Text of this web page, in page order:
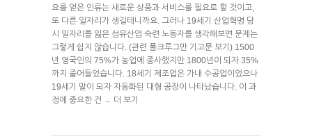
요를 얻은 인류는 새로운 상품과 서비스를 필요로 할 것이고,
또 다른 일자리가 생길테니까요. 그러나 19세기 산업혁명 당
시 일자리를 잃은 섬유산업 숙련 노동자를 생각해보면 문제는
그렇게 쉽지 않습니다. (관련 폴크루그만 기고문 보기) 1500
년 영국인의 75%가 농업에 종사했지만 1800년이 되자 35%
까지 줄어들었습니다. 18세기 제조업은 가내 수공업이었으나
19세기 말이 되자 자동화된 대형 공장이 나타났습니다. 이 과
정에 중요한 건 → 더 보기